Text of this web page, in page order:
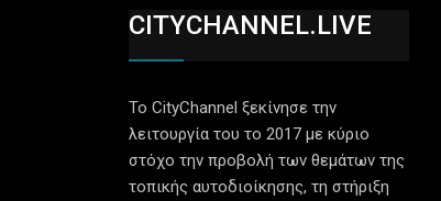
CITYCHANNEL.LIVE
Το CityChannel ξεκίνησε την
λειτουργία του το 2017 με κύριο
στόχο την προβολή των θεμάτων της
τοπικής αυτοδιοίκησης, τη στήριξη